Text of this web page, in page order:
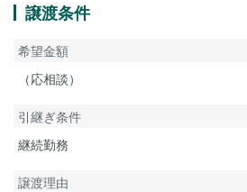
譲渡条件
希望金額
（応相談）
引継ぎ条件
継続勤務
譲渡理由